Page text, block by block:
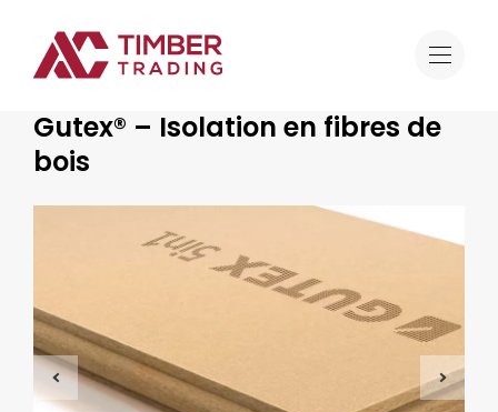
Offre Gutex® – Isolation en fibres de bois
Gutex® – Isolation en fibres de
bois